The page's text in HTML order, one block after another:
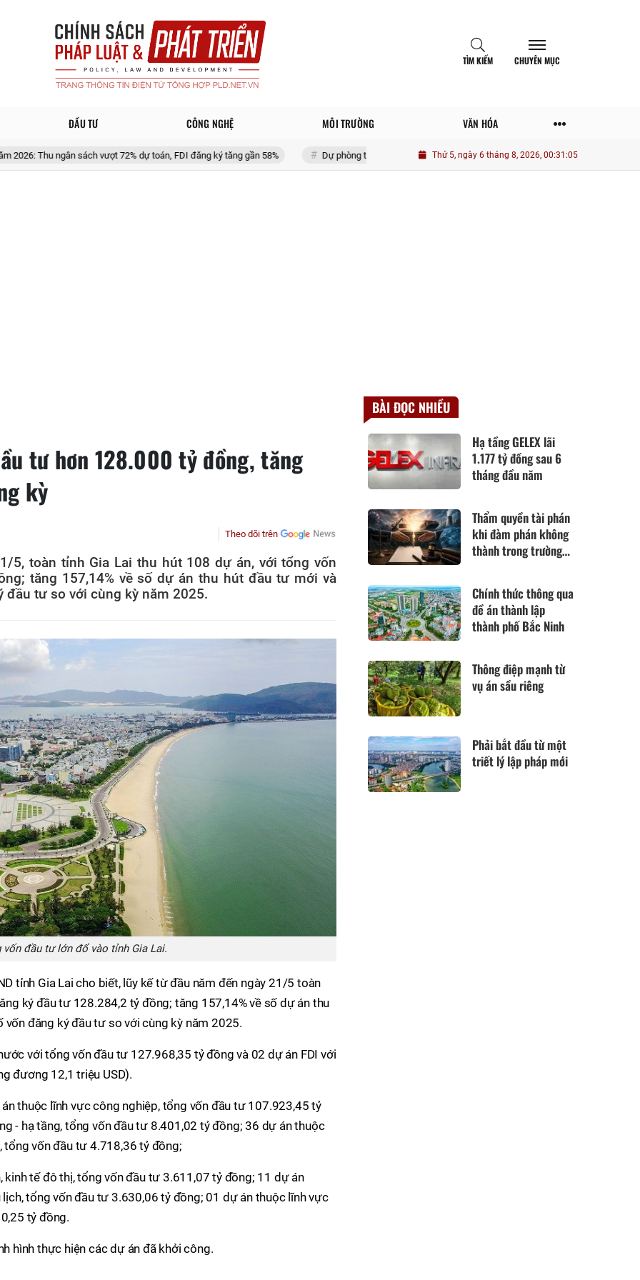
TÌM KIẾM CHUYÊN MỤC
ĐẦU TƯ CÔNG NGHỆ MÔI TRƯỜNG VĂN HÓA
sách vượt 72% dự toán, FDI đăng ký tăng gần 58% Dự phòng tăng mạnh, lợi nhuận Bac A Bank chững lại Thanh Hóa: Dự án Khu dịch
Thứ 5, ngày 6 tháng 8, 2026, 00:31:07
tư hơn 128.000 tỷ đồng, tăng
kỳ
Theo dõi trên
5, toàn tỉnh Gia Lai thu hút 108 dự án, với tổng vốn
tăng 157,14% về số dự án thu hút đầu tư mới và
đầu tư so với cùng kỳ năm 2025.
vốn đầu tư lớn đổ vào tỉnh Gia Lai.
tỉnh Gia Lai cho biết, lũy kế từ đầu năm đến ngày 21/5 toàn
ký đầu tư 128.284,2 tỷ đồng; tăng 157,14% về số dự án thu
đăng ký đầu tư so với cùng kỳ năm 2025.
với tổng vốn đầu tư 127.968,35 tỷ đồng và 02 dự án FDI với
đương 12,1 triệu USD).
thuộc lĩnh vực công nghiệp, tổng vốn đầu tư 107.923,45 tỷ
- hạ tầng, tổng vốn đầu tư 8.401,02 tỷ đồng; 36 dự án thuộc
tổng vốn đầu tư 4.718,36 tỷ đồng;
tế đô thị, tổng vốn đầu tư 3.611,07 tỷ đồng; 11 dự án
tổng vốn đầu tư 3.630,06 tỷ đồng; 01 dự án thuộc lĩnh vực
tỷ đồng.
hình thực hiện các dự án đã khởi công.
BÀI ĐỌC NHIỀU
Hạ tầng GELEX lãi
1.177 tỷ đồng sau 6
tháng đầu năm
Thẩm quyền tài phán
khi đàm phán không
thành trong trường
đổi cơ bản theo Điều
420 Bộ luật Dân sự
năm 2015
Chính thức thông qua
đề án thành lập
thành phố Bắc Ninh
Thông điệp mạnh từ
vụ án sầu riêng
Phải bắt đầu từ một
triết lý lập pháp mới